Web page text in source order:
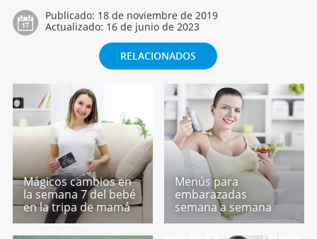
Publicado: 18 de noviembre de 2019
Actualizado: 16 de junio de 2023
RELACIONADOS
Mágicos cambios en
la semana 7 del bebé
en la tripa de mamá
Menús para
embarazadas
semana a semana